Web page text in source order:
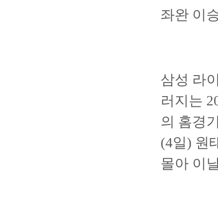
좌완 이
삼성 라
러지는
의 홈경
(4일) 원
몰아 이